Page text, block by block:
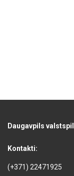
Daugavpils
Kontakti:
(+371) 22471925